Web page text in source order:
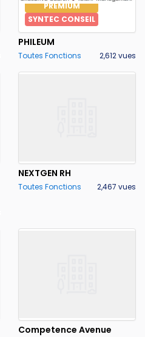
PREMIUM
SYNTEC CONSEIL
PHILEUM
Toutes Fonctions 2,612 vues
NEXTGEN RH
Toutes Fonctions 2,467 vues
Competence Avenue